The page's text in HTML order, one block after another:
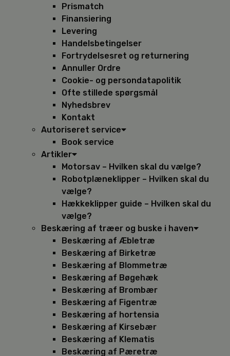
Prismatch
Finansiering
Levering
Handelsbetingelser
Fortrydelsesret og returnering
Annuller Ordre
Cookie- og persondatapolitik
Ofte stillede spørgsmål
Nyhedsbrev
Kontakt
Autoriseret service
Book service
Artikler
Motorsav – Hvilken skal du vælge?
Robotplæneklipper – Hvilken skal du
vælge?
Hækkeklipper guide – Hvilken skal du
vælge?
Beskæring af træer og buske i haven
Beskæring af Æbletræ
Beskæring af Birketræ
Beskæring af Blommetræ
Beskæring af Bøgehæk
Beskæring af Brombær
Beskæring af Figentræ
Beskæring af hortensia
Beskæring af Kirsebær
Beskæring af Klematis
Beskæring af Pæretræ